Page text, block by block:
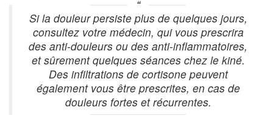
Si la douleur persiste plus de quelques jours,
consultez votre médecin, qui vous prescrira
des anti-douleurs ou des anti-inflammatoires,
et sûrement quelques séances chez le kiné.
Des infiltrations de cortisone peuvent
également vous être prescrites, en cas de
douleurs fortes et récurrentes.